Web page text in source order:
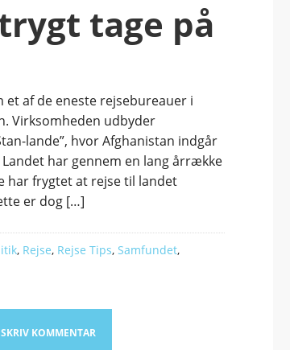
tage på
et af de eneste rejsebureauer i
Virksomheden udbyder
lande”, hvor Afghanistan indgår
har gennem en lang årrække
har frygtet at rejse til landet
er dog […]
, Rejse, Rejse Tips, Samfundet,
SKRIV KOMMENTAR